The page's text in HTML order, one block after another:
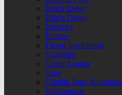
Döviz Detay
Döviz Detay
Dövizler
Eczane
Favori İçeriklerim
Gazeteler
Genel Ayarlar
Giriş
Günlük Burç Yorumları
Hakkımızda